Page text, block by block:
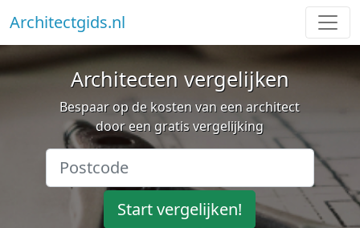
Architectgids.nl
Architecten vergelijken
Bespaar op de kosten van een architect
door een gratis vergelijking
Start vergelijken!